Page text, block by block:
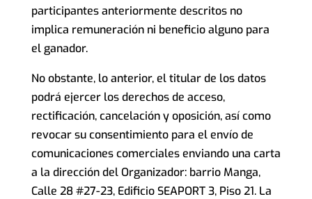
participantes anteriormente descritos no
implica remuneración ni beneficio alguno para
el ganador.
No obstante, lo anterior, el titular de los datos
podrá ejercer los derechos de acceso,
rectificación, cancelación y oposición, así como
revocar su consentimiento para el envío de
comunicaciones comerciales enviando una carta
a la dirección del Organizador: barrio Manga,
Calle 28 #27-23, Edificio SEAPORT 3, Piso 21. La